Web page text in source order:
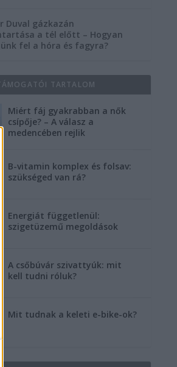
Duval gázkazán
a tél előtt – Hogyan
fel a hóra és fagyra?
TARTALOM
Miért fáj gyakrabban a nők
csípője? – A válasz a
medencében rejlik
B-vitamin komplex és folsav:
szükséged van rá?
Energiát függetlenül:
szigetüzemű megoldások
A csőbúvár szivattyúk: mit
kell tudni róluk?
Mit tudnak a keleti e-bike-ok?